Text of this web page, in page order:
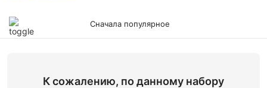
Сначала популярное
К сожалению, по данному набору